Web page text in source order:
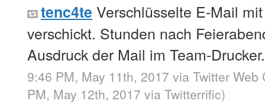
tenc4te Verschlüsselte E-Mail
verschickt. Stunden nach
Ausdruck der Mail im Team-
9:46 PM, May 11th, 2017 via Twitter Web
PM, May 12th, 2017 via Twitterrific)